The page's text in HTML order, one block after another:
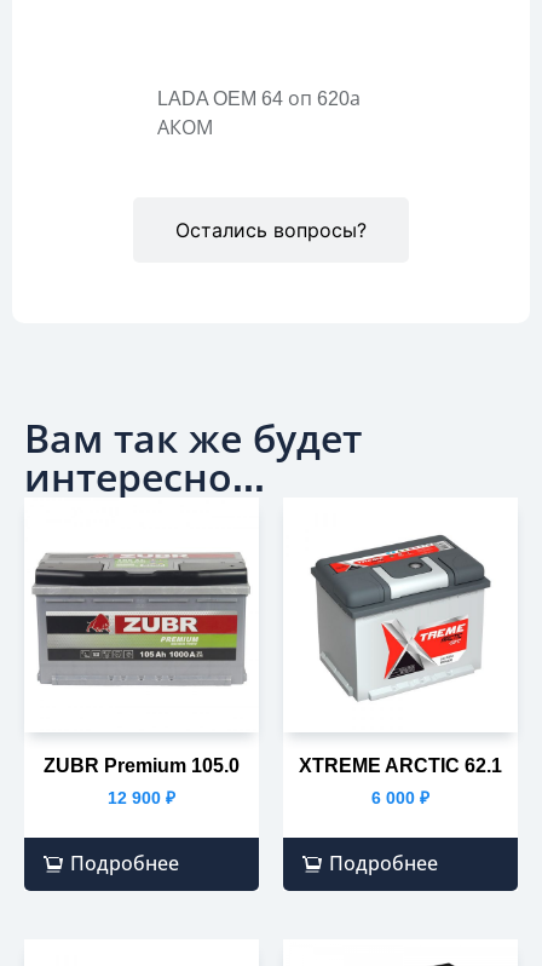
Остались вопросы?
LADA OEM 64 оп 620а
АКОМ
Вам так же будет
интересно...
ZUBR Premium 105.0
12 900 ₽
Подробнее
XTREME ARCTIC 62.1
6 000 ₽
Подробнее